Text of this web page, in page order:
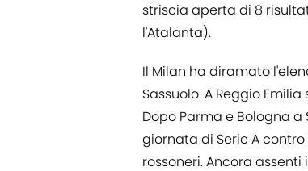
striscia aperta di 8
l'Atalanta).
Il Milan ha diramato
Sassuolo. A Reggio
Dopo Parma e Bologna a
giornata di Serie A
rossoneri. Ancora